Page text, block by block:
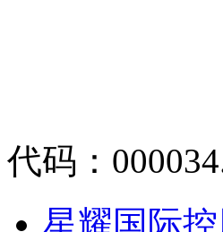
代码：
星耀国际